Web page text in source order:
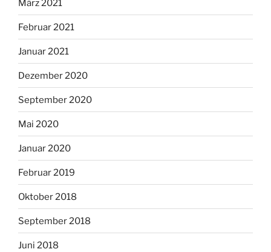
März 2021
Februar 2021
Januar 2021
Dezember 2020
September 2020
Mai 2020
Januar 2020
Februar 2019
Oktober 2018
September 2018
Juni 2018